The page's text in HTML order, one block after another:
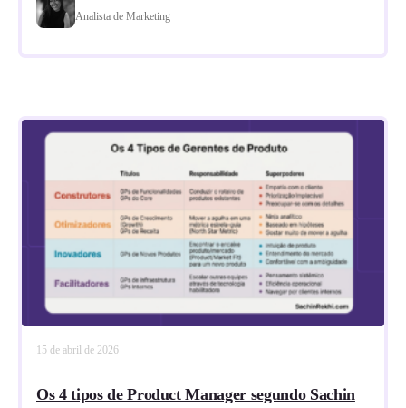
Analista de Marketing
15 de abril de 2026
Os 4 tipos de Product Manager segundo Sachin